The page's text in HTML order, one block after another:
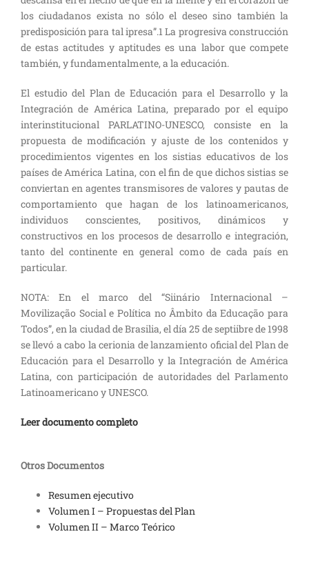
los ciudadanos exista no sólo el deseo sino también la
predisposición para tal ipresa”.1 La progresiva construcción
de estas actitudes y aptitudes es una labor que compete
también, y fundamentalmente, a la educación.
El estudio del Plan de Educación para el Desarrollo y la
Integración de América Latina, preparado por el equipo
interinstitucional PARLATINO-UNESCO, consiste en la
propuesta de modificación y ajuste de los contenidos y
procedimientos vigentes en los sistias educativos de los
países de América Latina, con el fin de que dichos sistias se
conviertan en agentes transmisores de valores y pautas de
comportamiento que hagan de los latinoamericanos,
individuos conscientes, positivos, dinámicos y
constructivos en los procesos de desarrollo e integración,
tanto del continente en general como de cada país en
particular.
NOTA: En el marco del “Siinário Internacional –
Movilização Social e Política no Âmbito da Educação para
Todos”, en la ciudad de Brasilia, el día 25 de septiibre de 1998
se llevó a cabo la cerionia de lanzamiento oficial del Plan de
Educación para el Desarrollo y la Integración de América
Latina, con participación de autoridades del Parlamento
Latinoamericano y UNESCO.
Leer documento completo
Otros Documentos
Resumen ejecutivo
Volumen I – Propuestas del Plan
Volumen II – Marco Teórico